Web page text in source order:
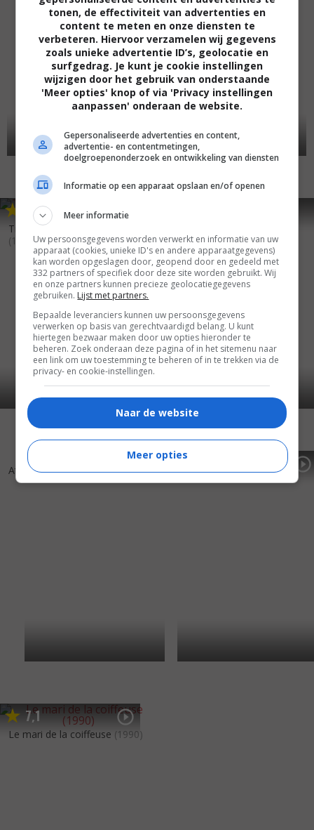
,2
Trois vies & une seule mort
(1996)
Atlantide, L' (1992) Jamón Jamón (1992)
7,1
Le mari de la coiffeuse (1990)
tonen, de effectiviteit van advertenties en
content te meten en onze diensten te
verbeteren. Hiervoor verzamelen wij gegevens
zoals unieke advertentie ID’s, geolocatie en
surfgedrag. Je kunt je cookie instellingen
wijzigen door het gebruik van onderstaande
'Meer opties' knop of via 'Privacy instellingen
aanpassen' onderaan de website.
Gepersonaliseerde advertenties en content,
advertentie- en contentmetingen,
doelgroepenonderzoek en ontwikkeling van diensten
Informatie op een apparaat opslaan en/of openen
Meer informatie
Uw persoonsgegevens worden verwerkt en informatie van uw
apparaat (cookies, unieke ID's en andere apparaatgegevens)
kan worden opgeslagen door, geopend door en gedeeld met
332 partners of specifiek door deze site worden gebruikt. Wij
en onze partners kunnen precieze geolocatiegegevens
gebruiken. Lijst met partners.
Bepaalde leveranciers kunnen uw persoonsgegevens
verwerken op basis van gerechtvaardigd belang. U kunt
hiertegen bezwaar maken door uw opties hieronder te
beheren. Zoek onderaan deze pagina of in het sitemenu naar
een link om uw toestemming te beheren of in te trekken via de
privacy- en cookie-instellingen.
Naar de website
Meer opties